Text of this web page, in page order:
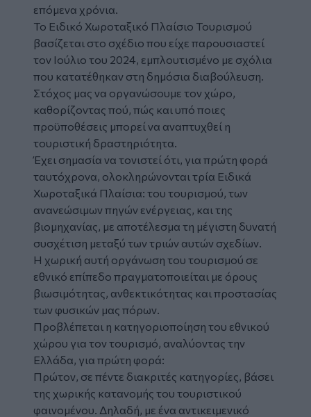
επόμενα χρόνια.
Το Ειδικό Χωροταξικό Πλαίσιο Τουρισμού
βασίζεται στο σχέδιο που είχε παρουσιαστεί
τον Ιούλιο του 2024, εμπλουτισμένο με σχόλια
που κατατέθηκαν στη δημόσια διαβούλευση.
Στόχος μας να οργανώσουμε τον χώρο,
καθορίζοντας πού, πώς και υπό ποιες
προϋποθέσεις μπορεί να αναπτυχθεί η
τουριστική δραστηριότητα.
Έχει σημασία να τονιστεί ότι, για πρώτη φορά
ταυτόχρονα, ολοκληρώνονται τρία Ειδικά
Χωροταξικά Πλαίσια: του τουρισμού, των
ανανεώσιμων πηγών ενέργειας, και της
βιομηχανίας, με αποτέλεσμα τη μέγιστη δυνατή
συσχέτιση μεταξύ των τριών αυτών σχεδίων.
Η χωρική αυτή οργάνωση του τουρισμού σε
εθνικό επίπεδο πραγματοποιείται με όρους
βιωσιμότητας, ανθεκτικότητας και προστασίας
των φυσικών μας πόρων.
Προβλέπεται η κατηγοριοποίηση του εθνικού
χώρου για τον τουρισμό, αναλύοντας την
Ελλάδα, για πρώτη φορά:
Πρώτον, σε πέντε διακριτές κατηγορίες, βάσει
της χωρικής κατανομής του τουριστικού
φαινομένου. Δηλαδή, με ένα αντικειμενικό